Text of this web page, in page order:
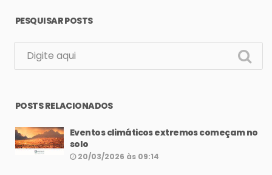
PESQUISAR POSTS
POSTS RELACIONADOS
Eventos climáticos extremos começam no
solo
20/03/2026 às 09:14